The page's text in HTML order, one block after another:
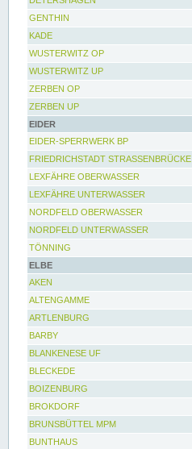
GENTHIN
KADE
WUSTERWITZ OP
WUSTERWITZ UP
ZERBEN OP
ZERBEN UP
EIDER
EIDER-SPERRWERK BP
FRIEDRICHSTADT STRASSENBRÜCKE
LEXFÄHRE OBERWASSER
LEXFÄHRE UNTERWASSER
NORDFELD OBERWASSER
NORDFELD UNTERWASSER
TÖNNING
ELBE
AKEN
ALTENGAMME
ARTLENBURG
BARBY
BLANKENESE UF
BLECKEDE
BOIZENBURG
BROKDORF
BRUNSBÜTTEL MPM
BUNTHAUS